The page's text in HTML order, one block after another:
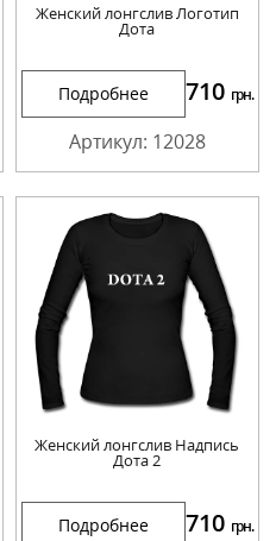
Женский лонгслив Логотип
Дота
Подробнее 710 грн.
Артикул: 12028
Женский лонгслив Надпись
Дота 2
Подробнее 710 грн.